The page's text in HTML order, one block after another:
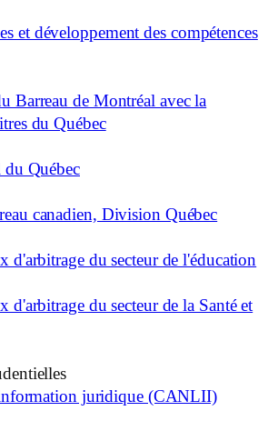
et développement des compétences
Barreau de Montréal avec la
du Québec
Québec
canadien, Division Québec
d'arbitrage du secteur de l'éducation
d'arbitrage du secteur de la Santé et
juridique (CANLII)